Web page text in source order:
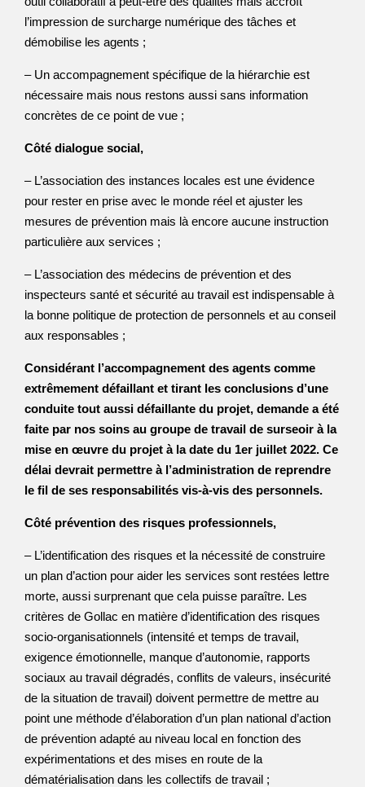
l’impression de surcharge numérique des tâches et
démobilise les agents ;
– Un accompagnement spécifique de la hiérarchie est
nécessaire mais nous restons aussi sans information
concrètes de ce point de vue ;
Côté dialogue social,
– L’association des instances locales est une évidence
pour rester en prise avec le monde réel et ajuster les
mesures de prévention mais là encore aucune instruction
particulière aux services ;
– L’association des médecins de prévention et des
inspecteurs santé et sécurité au travail est indispensable à
la bonne politique de protection de personnels et au conseil
aux responsables ;
Considérant l’accompagnement des agents comme
extrêmement défaillant et tirant les conclusions d’une
conduite tout aussi défaillante du projet, demande a été
faite par nos soins au groupe de travail de surseoir à la
mise en œuvre du projet à la date du 1er juillet 2022. Ce
délai devrait permettre à l’administration de reprendre
le fil de ses responsabilités vis-à-vis des personnels.
Côté prévention des risques professionnels,
– L’identification des risques et la nécessité de construire
un plan d’action pour aider les services sont restées lettre
morte, aussi surprenant que cela puisse paraître. Les
critères de Gollac en matière d’identification des risques
socio-organisationnels (intensité et temps de travail,
exigence émotionnelle, manque d’autonomie, rapports
sociaux au travail dégradés, conflits de valeurs, insécurité
de la situation de travail) doivent permettre de mettre au
point une méthode d’élaboration d’un plan national d’action
de prévention adapté au niveau local en fonction des
expérimentations et des mises en route de la
dématérialisation dans les collectifs de travail ;